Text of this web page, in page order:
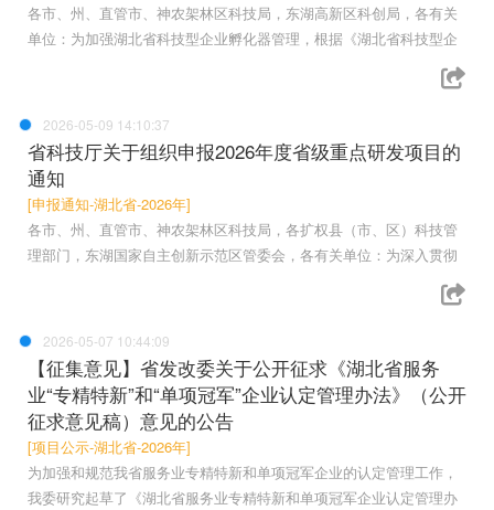
各市、州、直管市、神农架林区科技局，东湖高新区科创局，各有关
单位：为加强湖北省科技型企业孵化器管理，根据《湖北省科技型企
2026-05-09 14:10:37
省科技厅关于组织申报2026年度省级重点研发项目的
通知
[申报通知-湖北省-2026年]
各市、州、直管市、神农架林区科技局，各扩权县（市、区）科技管
理部门，东湖国家自主创新示范区管委会，各有关单位：为深入贯彻
2026-05-07 10:44:09
【征集意见】省发改委关于公开征求《湖北省服务
业“专精特新”和“单项冠军”企业认定管理办法》（公开
征求意见稿）意见的公告
[项目公示-湖北省-2026年]
为加强和规范我省服务业专精特新和单项冠军企业的认定管理工作，
我委研究起草了《湖北省服务业专精特新和单项冠军企业认定管理办